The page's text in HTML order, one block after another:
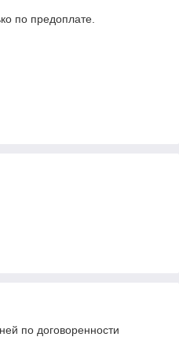
по предоплате.
по договоренности